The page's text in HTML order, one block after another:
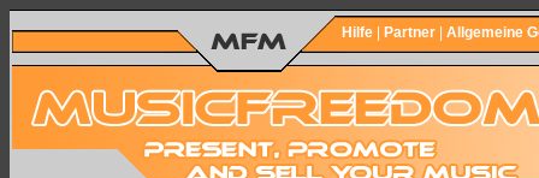
Hilfe Partner Allgemeine